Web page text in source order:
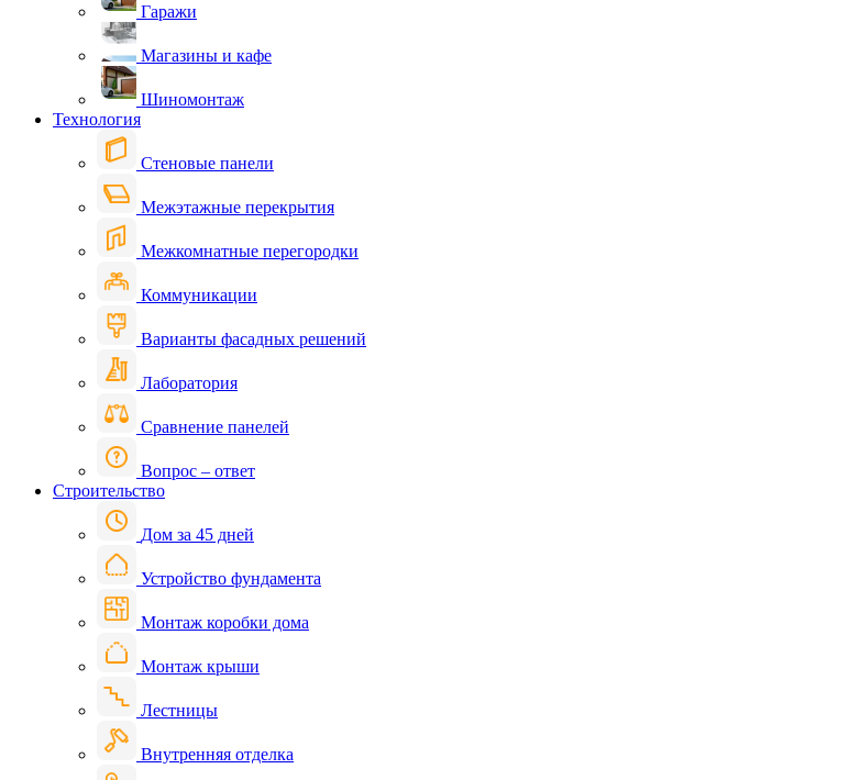
Гаражи
Магазины и кафе
Шиномонтаж
Технология
Стеновые панели
Межэтажные перекрытия
Межкомнатные перегородки
Коммуникации
Варианты фасадных решений
Лаборатория
Сравнение панелей
Вопрос – ответ
Строительство
Дом за 45 дней
Устройство фундамента
Монтаж коробки дома
Монтаж крыши
Лестницы
Внутренняя отделка